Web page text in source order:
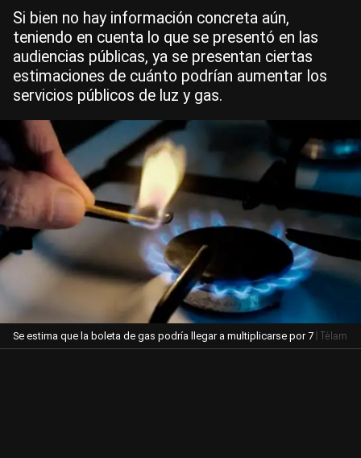
Si bien no hay información concreta aún,
teniendo en cuenta lo que se presentó en las
audiencias públicas, ya se presentan ciertas
estimaciones de cuánto podrían aumentar los
servicios públicos de luz y gas.
Se estima que la boleta de gas podría llegar a multiplicarse por 7 | Télam